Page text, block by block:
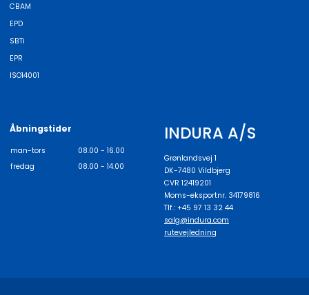
CBAM
EPD
SBTi
EPR
ISO14001
Åbningstider
man-tors
08.00 - 16.00
fredag
08.00 - 14.00
INDURA A/S
Grønlandsvej 1
DK-7480 Vildbjerg
CVR 12419201
Moms-eksportnr. 34179816
Tlf.: +45 97 13 32 44
salg@indura.com
rutevejledning